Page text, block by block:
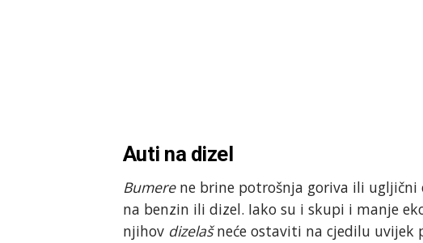
Auti na dizel
Bumerene brine potrošnja goriva ili
na benzin ili dizel. Iako su i skupi i manje
njihov dizelašneće ostaviti na cjedilu uvijek